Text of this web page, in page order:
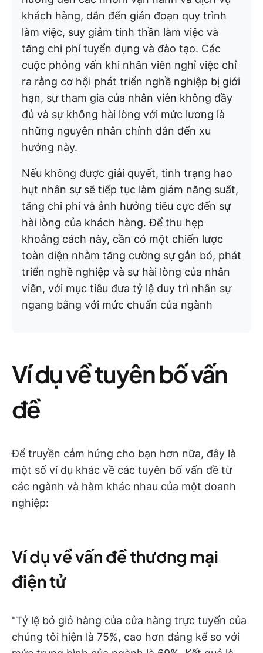
khách hàng, dẫn đến gián đoạn quy trình
làm việc, suy giảm tinh thần làm việc và
tăng chi phí tuyển dụng và đào tạo. Các
cuộc phỏng vấn khi nhân viên nghỉ việc chỉ
ra rằng cơ hội phát triển nghề nghiệp bị giới
hạn, sự tham gia của nhân viên không đầy
đủ và sự không hài lòng với mức lương là
những nguyên nhân chính dẫn đến xu
hướng này.
Nếu không được giải quyết, tình trạng hao
hụt nhân sự sẽ tiếp tục làm giảm năng suất,
tăng chi phí và ảnh hưởng tiêu cực đến sự
hài lòng của khách hàng. Để thu hẹp
khoảng cách này, cần có một chiến lược
toàn diện nhằm tăng cường sự gắn bó, phát
triển nghề nghiệp và sự hài lòng của nhân
viên, với mục tiêu đưa tỷ lệ duy trì nhân sự
ngang bằng với mức chuẩn của ngành
Ví dụ về tuyên bố vấn
đề
Để truyền cảm hứng cho bạn hơn nữa, đây là
một số ví dụ khác về các tuyên bố vấn đề từ
các ngành và hàm khác nhau của một doanh
nghiệp:
Ví dụ về vấn đề thương mại
điện tử
"Tỷ lệ bỏ giỏ hàng của cửa hàng trực tuyến của
chúng tôi hiện là 75%, cao hơn đáng kể so với